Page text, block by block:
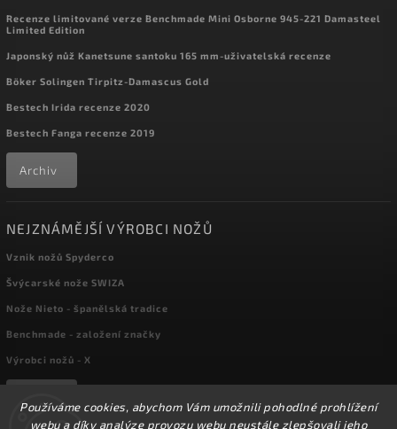
Používáme cookies, abychom Vám umožnili pohodlné prohlížení
webu a díky analýze provozu webu neustále zlepšovali jeho
Recenze limitované verze Benchmade Mini Osborne 945-221 Damasteel
Limited Edition
Japonský nůž Kanetsune santoku 165 mm-uživatelská recenze
Böker Solingen Tirpitz-Damascus Gold
Bestech Irida recenze 2020
Bestech Fanga recenze 2019
Archiv
NEJZNÁMĚJŠÍ VÝROBCI NOŽŮ
Vznik nožů Spyderco
Švýcarské nože SWIZA
Nože Nieto - španělská tradice
Benchmade - založení značky
Výrobci nožů - X